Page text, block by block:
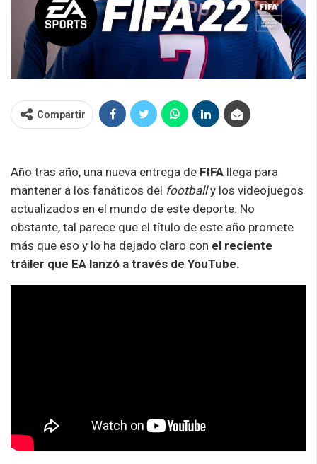
Compartir
Año tras año, una nueva entrega de FIFA llega para
mantener a los fanáticos del footbally los videojuegos
actualizados en el mundo de este deporte. No
obstante, tal parece que el título de este año promete
más que eso y lo ha dejado claro con el reciente
tráiler que EA lanzó a través de YouTube.